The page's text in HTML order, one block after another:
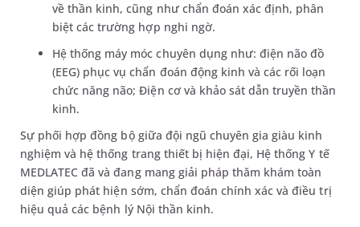
về thần kinh, cũng như chẩn đoán xác định, phân
biệt các trường hợp nghi ngờ.
Hệ thống máy móc chuyên dụng như: điện não đồ
(EEG) phục vụ chẩn đoán động kinh và các rối loạn
chức năng não; Điện cơ và khảo sát dẫn truyền thần
kinh.
Sự phối hợp đồng bộ giữa đội ngũ chuyên gia giàu kinh
nghiệm và hệ thống trang thiết bị hiện đại, Hệ thống Y tế
MEDLATEC đã và đang mang giải pháp thăm khám toàn
diện giúp phát hiện sớm, chẩn đoán chính xác và điều trị
hiệu quả các bệnh lý Nội thần kinh.